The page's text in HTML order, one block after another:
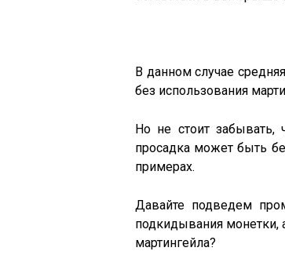
В данном случае
без использования
Но не стоит забывать,
просадка может быть
примерах.
Давайте подведем
подкидывания монетки,
мартингейла?